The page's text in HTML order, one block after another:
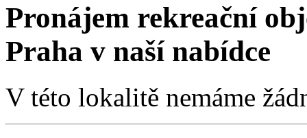
Pronájem rekreační
Praha v naší nabídce
V této lokalitě nemáme